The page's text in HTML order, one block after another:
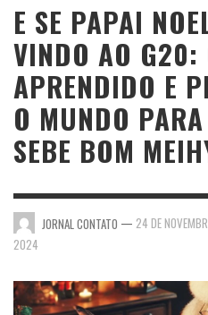
E SE PAPAI
VINDO AO G20:
APRENDIDO E
O MUNDO
SEBE BOM
JORNAL CONTATO — 24 DE
2024